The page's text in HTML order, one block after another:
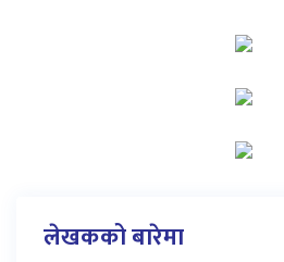
लेखकको बारेमा